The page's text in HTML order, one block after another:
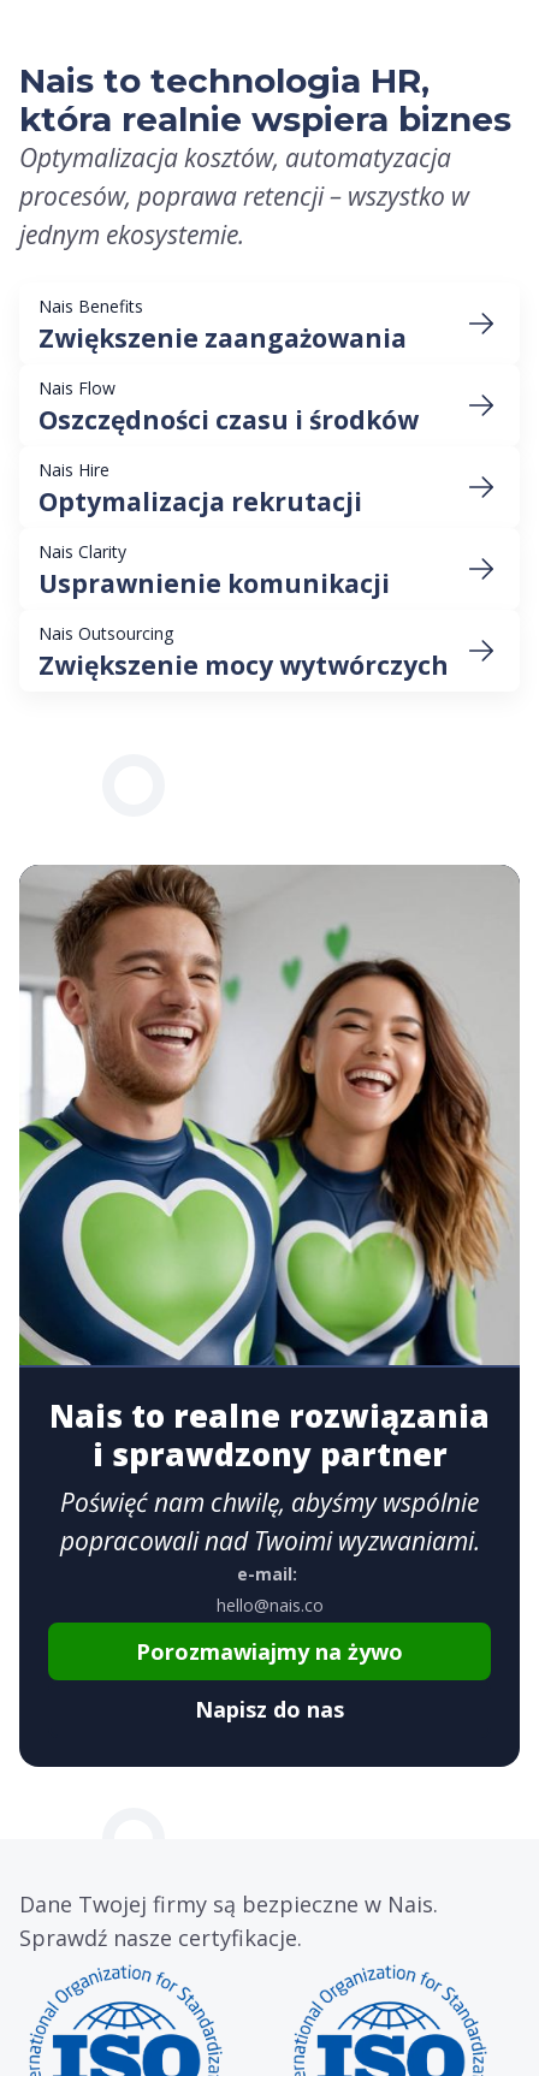
Nais to technologia HR,
która realnie wspiera biznes
Optymalizacja kosztów, automatyzacja
procesów, poprawa retencji – wszystko w
jednym ekosystemie.
Nais Benefits
Zwiększenie zaangażowania
Nais Flow
Oszczędności czasu i środków
Nais Hire
Optymalizacja rekrutacji
Nais Clarity
Usprawnienie komunikacji
Nais Outsourcing
Zwiększenie mocy wytwórczych
Nais to realne rozwiązania
i sprawdzony partner
Poświęć nam chwilę, abyśmy wspólnie
popracowali nad Twoimi wyzwaniami.
e-mail:
hello@nais.co
Porozmawiajmy na żywo
Napisz do nas
Dane Twojej firmy są bezpieczne w Nais.
Sprawdź nasze certyfikacje.